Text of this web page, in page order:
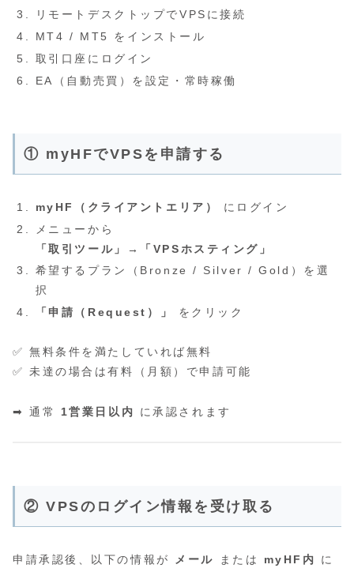
リモートデスクトップでVPSに接続
MT4 / MT5 をインストール
取引口座にログイン
EA（自動売買）を設定・常時稼働
① myHFでVPSを申請する
myHF（クライアントエリア）
にログイン
メニューから
「取引ツール」→「VPSホスティング」
希望するプラン（Bronze / Silver / Gold）を選
択
「申請（Request）」
をクリック
✅ 無料条件を満たしていれば無料
✅ 未達の場合は有料（月額）で申請可能
➡ 通常 1営業日以内 に承認されます
② VPSのログイン情報を受け取る
申請承認後、以下の情報が メール または myHF内
に